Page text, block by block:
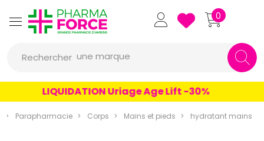
Pharmaforce Grande Pharmacie
0
Rechercher
un produit
une marque
LIQUIDATION Uriage Age Lift -30%
Parapharmacie Corps Mains et pieds hydratant mains